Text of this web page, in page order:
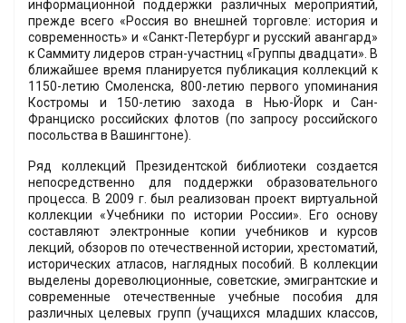
информационной поддержки различных мероприятий,
прежде всего «Россия во внешней торговле: история и
современность» и «Санкт-Петербург и русский авангард»
к Саммиту лидеров стран-участниц «Группы двадцати». В
ближайшее время планируется публикация коллекций к
1150-летию Смоленска, 800-летию первого упоминания
Костромы и 150-летию захода в Нью-Йорк и Сан-
Франциско российских флотов (по запросу российского
посольства в Вашингтоне).
Ряд коллекций Президентской библиотеки создается
непосредственно для поддержки образовательного
процесса. В 2009 г. был реализован проект виртуальной
коллекции «Учебники по истории России». Его основу
составляют электронные копии учебников и курсов
лекций, обзоров по отечественной истории, хрестоматий,
исторических атласов, наглядных пособий. В коллекции
выделены дореволюционные, советские, эмигрантские и
современные отечественные учебные пособия для
различных целевых групп (учащихся младших классов,